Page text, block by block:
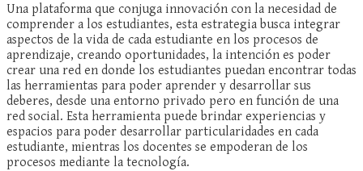
Una plataforma que conjuga innovación con la necesidad de
comprender a los estudiantes, esta estrategia busca integrar
aspectos de la vida de cada estudiante en los procesos de
aprendizaje, creando oportunidades, la intención es poder
crear una red en donde los estudiantes puedan encontrar todas
las herramientas para poder aprender y desarrollar sus
deberes, desde una entorno privado pero en función de una
red social. Esta herramienta puede brindar experiencias y
espacios para poder desarrollar particularidades en cada
estudiante, mientras los docentes se empoderan de los
procesos mediante la tecnología.